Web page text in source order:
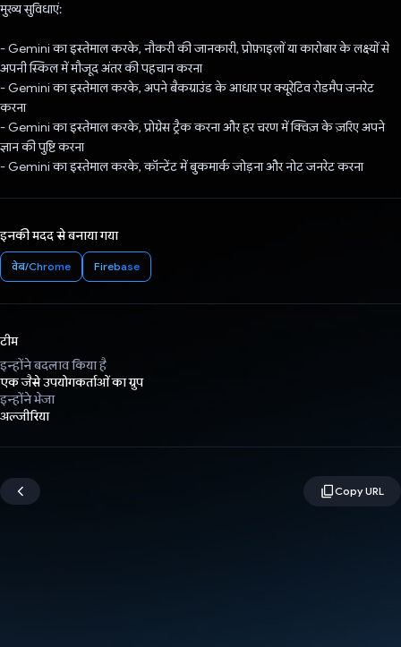
मुख्य सुविधाएं:
- Gemini का इस्तेमाल करके, नौकरी की जानकारी, प्रोफ़ाइलों या कारोबार के लक्ष्यों से
अपनी स्किल में मौजूद अंतर की पहचान करना
- Gemini का इस्तेमाल करके, अपने बैकग्राउंड के आधार पर क्यूरेटिव रोडमैप जनरेट
करना
- Gemini का इस्तेमाल करके, प्रोग्रेस ट्रैक करना और हर चरण में क्विज़ के ज़रिए अपने
ज्ञान की पुष्टि करना
- Gemini का इस्तेमाल करके, कॉन्टेंट में बुकमार्क जोड़ना और नोट जनरेट करना
इनकी मदद से बनाया गया
वेब/Chrome Firebase
टीम
इन्होंने बदलाव किया है
एक जैसे उपयोगकर्ताओं का ग्रुप
इन्होंने भेजा
अल्जीरिया